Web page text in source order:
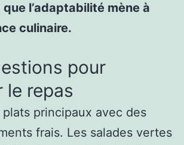
l’adaptabilité mène à
culinaire.
pour
le repas
principaux avec des
frais. Les salades vertes